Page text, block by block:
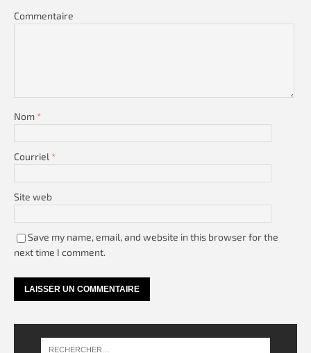
Commentaire
Nom *
Courriel *
Site web
Save my name, email, and website in this browser for the
next time I comment.